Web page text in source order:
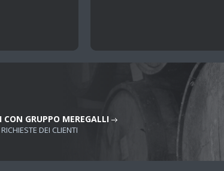
GRUPPO MEREGALLI
DEI CLIENTI